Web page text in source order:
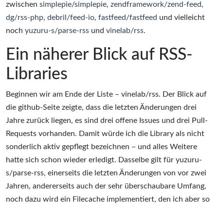
zwischen simplepie/simplepie, zendframework/zend-feed,
dg/rss-php, debril/feed-io, fastfeed/fastfeed und vielleicht
noch yuzuru-s/parse-rss und vinelab/rss.
Ein näherer Blick auf RSS-
Libraries
Beginnen wir am Ende der Liste – vinelab/rss. Der Blick auf
die github-Seite zeigte, dass die letzten Änderungen drei
Jahre zurück liegen, es sind drei offene Issues und drei Pull-
Requests vorhanden. Damit würde ich die Library als nicht
sonderlich aktiv gepflegt bezeichnen – und alles Weitere
hatte sich schon wieder erledigt. Dasselbe gilt für yuzuru-
s/parse-rss, einerseits die letzten Änderungen von vor zwei
Jahren, andererseits auch der sehr überschaubare Umfang,
noch dazu wird ein Filecache implementiert, den ich aber so